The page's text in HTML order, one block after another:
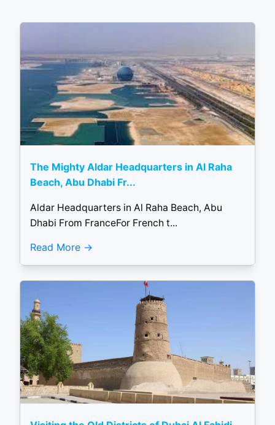
The Mighty Aldar Headquarters in Al Raha
Beach, Abu Dhabi Fr...
Aldar Headquarters in Al Raha Beach, Abu
Dhabi From FranceFor French t...
Read More